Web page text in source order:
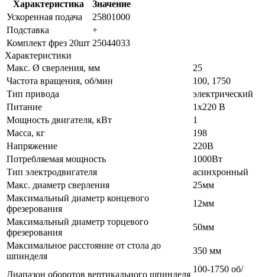
Характеристика
Значение
Ускоренная подача
25801000
Подставка
+
Комплект фрез 20шт 25044033
Характеристики
Макс. Ø сверления, мм
25
Частота вращения, об/мин
100, 1750
Тип привода
электрический
Питание
1х220 В
Мощность двигателя, кВт
1
Масса, кг
198
Напряжение
220В
Потребляемая мощность
1000Вт
Тип электродвигателя
асинхронный
Макс. диаметр сверления
25мм
Максимальный диаметр концевого
фрезерования
12мм
Максимальный диаметр торцевого
фрезерования
50мм
Максимальное расстояние от стола до
шпинделя
350 мм
Диапазон оборотов вертикального шпинделя
100-1750 об/